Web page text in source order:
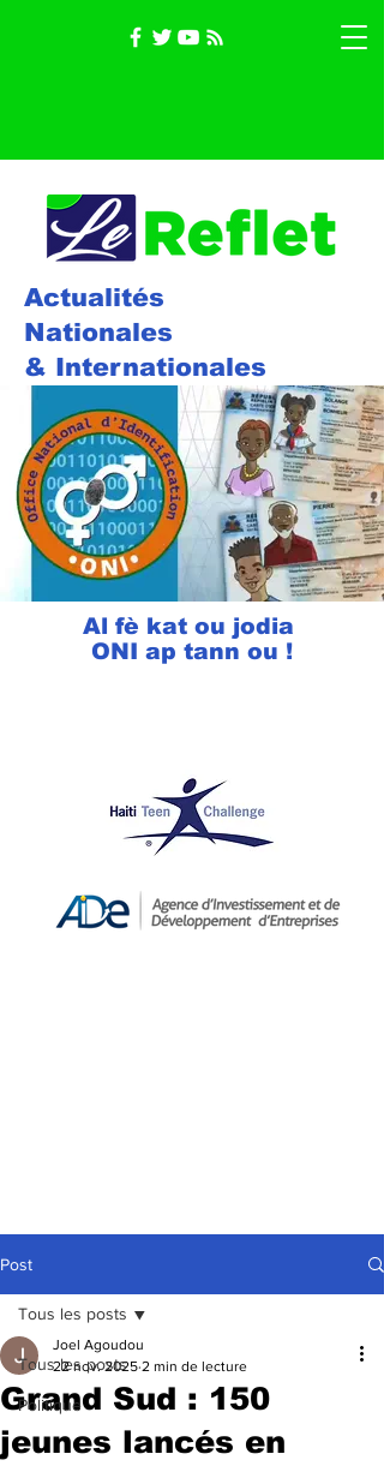
Actualités
Nationales
& Internationales
Al fè kat ou jodia
ONI ap tann ou !
Post
Tous les posts
Politique
Tous les posts
Grand Sud : 150
jeunes lancés en
Joel Agoudou
22 nov. 2025 2 min de lecture